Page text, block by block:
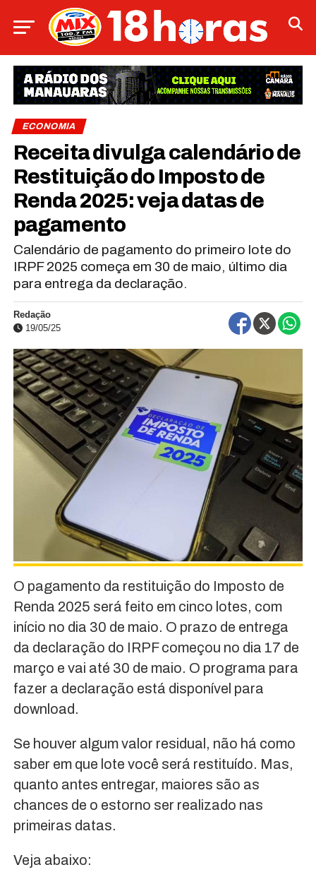
ECONOMIA
Receita divulga calendário de
Restituição do Imposto de
Renda 2025: veja datas de
pagamento
Calendário de pagamento do primeiro lote do
IRPF 2025 começa em 30 de maio, último dia
para entrega da declaração.
Redação
19/05/25
O pagamento da restituição do Imposto de
Renda 2025 será feito em cinco lotes, com
início no dia 30 de maio. O prazo de entrega
da declaração do IRPF começou no dia 17 de
março e vai até 30 de maio. O programa para
fazer a declaração está disponível para
download.
Se houver algum valor residual, não há como
saber em que lote você será restituído. Mas,
quanto antes entregar, maiores são as
chances de o estorno ser realizado nas
primeiras datas.
Veja abaixo: